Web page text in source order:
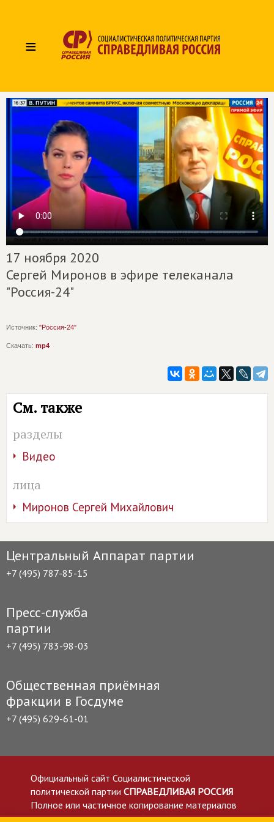
≡
17 ноября 2020
Сергей Миронов в эфире телеканала
"Россия-24"
Источник: "Россия-24"
Скачать: mp4
См. также
разделы
Видео
лица
Миронов Сергей Михайлович
Центральный Аппарат партии
+7 (495) 787-85-15
Пресс-служба
партии
+7 (495) 783-98-03
Общественная приёмная
фракции в Госдуме
+7 (495) 629-61-01
Официальный сайт Социалистической
политической партии СПРАВЕДЛИВАЯ РОССИЯ
Полное или частичное копирование материалов
приветствуется со ссылкой на сайт spravedlivo.ru